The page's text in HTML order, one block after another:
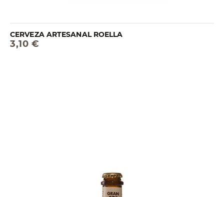
CERVEZA ARTESANAL ROELLA
3,10 €